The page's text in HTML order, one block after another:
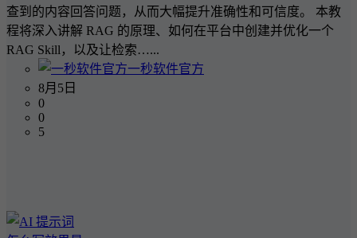
查到的内容回答问题，从而大幅提升准确性和可信度。 本教
程将深入讲解 RAG 的原理、如何在平台中创建并优化一个
RAG Skill，以及让检索…...
一秒软件官方
8月5日
0
0
5